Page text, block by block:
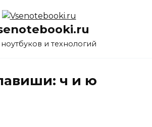
и технологий
ч и ю